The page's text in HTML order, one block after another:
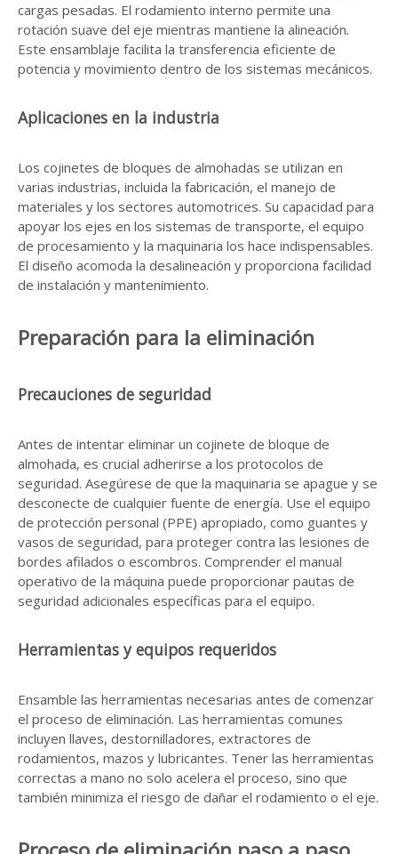
cargas pesadas. El rodamiento interno permite una
rotación suave del eje mientras mantiene la alineación.
Este ensamblaje facilita la transferencia eficiente de
potencia y movimiento dentro de los sistemas mecánicos.
Aplicaciones en la industria
Los cojinetes de bloques de almohadas se utilizan en
varias industrias, incluida la fabricación, el manejo de
materiales y los sectores automotrices. Su capacidad para
apoyar los ejes en los sistemas de transporte, el equipo
de procesamiento y la maquinaria los hace indispensables.
El diseño acomoda la desalineación y proporciona facilidad
de instalación y mantenimiento.
Preparación para la eliminación
Precauciones de seguridad
Antes de intentar eliminar un cojinete de bloque de
almohada, es crucial adherirse a los protocolos de
seguridad. Asegúrese de que la maquinaria se apague y se
desconecte de cualquier fuente de energía. Use el equipo
de protección personal (PPE) apropiado, como guantes y
vasos de seguridad, para proteger contra las lesiones de
bordes afilados o escombros. Comprender el manual
operativo de la máquina puede proporcionar pautas de
seguridad adicionales específicas para el equipo.
Herramientas y equipos requeridos
Ensamble las herramientas necesarias antes de comenzar
el proceso de eliminación. Las herramientas comunes
incluyen llaves, destornilladores, extractores de
rodamientos, mazos y lubricantes. Tener las herramientas
correctas a mano no solo acelera el proceso, sino que
también minimiza el riesgo de dañar el rodamiento o el eje.